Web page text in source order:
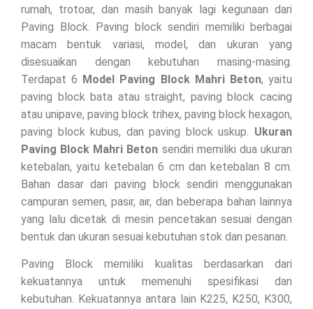
rumah, trotoar, dan masih banyak lagi kegunaan dari
Paving Block. Paving block sendiri memiliki berbagai
macam bentuk variasi, model, dan ukuran yang
disesuaikan dengan kebutuhan masing-masing.
Terdapat 6 Model Paving Block Mahri Beton, yaitu
paving block bata atau straight, paving block cacing
atau unipave, paving block trihex, paving block hexagon,
paving block kubus, dan paving block uskup. Ukuran
Paving Block Mahri Beton sendiri memiliki dua ukuran
ketebalan, yaitu ketebalan 6 cm dan ketebalan 8 cm.
Bahan dasar dari paving block sendiri menggunakan
campuran semen, pasir, air, dan beberapa bahan lainnya
yang lalu dicetak di mesin pencetakan sesuai dengan
bentuk dan ukuran sesuai kebutuhan stok dan pesanan.
Paving Block memiliki kualitas berdasarkan dari
kekuatannya untuk memenuhi spesifikasi dan
kebutuhan. Kekuatannya antara lain K225, K250, K300,